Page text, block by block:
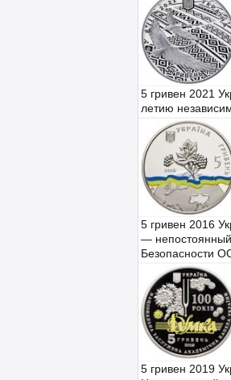
5 гривен 2021
летию
5 гривен 2016
—
Безопасности
5 гривен 2019